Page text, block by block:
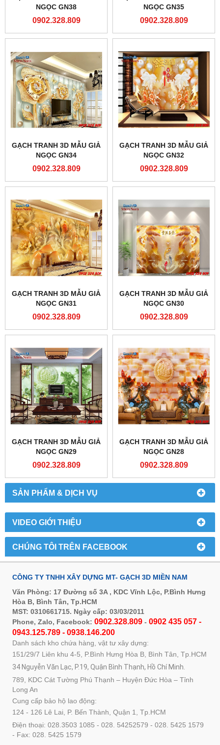
SẢN PHẨM & DỊCH VỤ
VIDEO GIỚI THIỆU
CHÚNG TÔI TRÊN FACEBOOK
NGỌC GN38
0902.328.809
NGỌC GN35
0902.328.809
GẠCH TRANH 3D MẪU GIẢ
NGỌC GN34
0902.328.809
GẠCH TRANH 3D MẪU GIẢ
NGỌC GN32
0902.328.809
GẠCH TRANH 3D MẪU GIẢ
NGỌC GN31
0902.328.809
GẠCH TRANH 3D MẪU GIẢ
NGỌC GN30
0902.328.809
GẠCH TRANH 3D MẪU GIẢ
NGỌC GN29
0902.328.809
GẠCH TRANH 3D MẪU GIẢ
NGỌC GN28
0902.328.809
CÔNG TY TNHH XÂY DỰNG MT- GẠCH 3D MIỀN NAM
Văn Phòng: 17 Đường số 3A , KDC Vĩnh Lộc, P.Bình Hưng
Hòa B, Bình Tân, Tp.HCM
MST: 0310661715. Ngày cấp: 03/03/2011
Phone, Zalo, Facebook: 0902.328.809 - 0902 435 057 -
0943.125.789 - 0938.146.200
Danh sách kho chứa hàng, vật tư xây dựng:
151/29/7 Liên khu 4-5, P.Bình Hưng Hòa B, Bình Tân, Tp.HCM
34 Nguyễn Văn Lạc, P.19, Quận Bình Thạnh, Hồ Chí Minh.
789, KDC Cát Tường Phú Thạnh – Huyện Đức Hòa – Tỉnh
Long An
Cung cấp bảo hộ lao động:
124 - 126 Lê Lai, P. Bến Thành, Quận 1, Tp.HCM
Điện thoại: 028.3503 1085 - 028. 54252579 - 028. 5425 1579
- Fax: 028. 5425 1579